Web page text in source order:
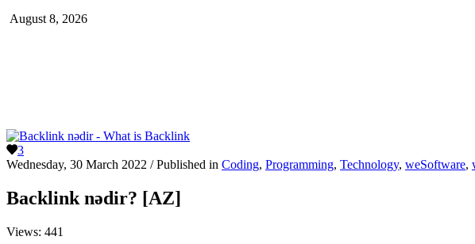
August 8, 2026
3
Wednesday, 30 March 2022 /Published in Coding, Programming, Technology, weSoftware,
Backlink nədir? [AZ]
Views: 441